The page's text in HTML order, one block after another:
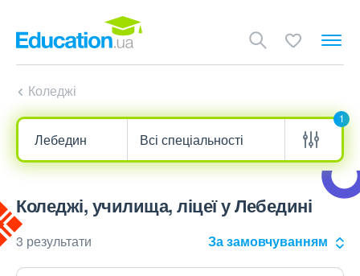
Коледжі
1
Коледжі, училища, ліцеї у Лебедині
3 результати За замовчуванням